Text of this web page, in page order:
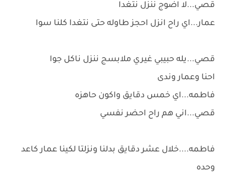
قصي...لا اضوج ننزل نتغدا
عمار...اي راح انزل احجز طاوله حتى نتغدا كلنا سوا
قصي...يله حبيبي غيري ملابسج ننزل ناكل جوا
احنا وعمار وندى
فاطمه...اي خمس دقايق واكون حاهزه
قصي...اني هم راح احضر نفسي
فاطمه....خلال عشر دقايق بدلنا ونزلتا لكينا عمار كاعد
وحده